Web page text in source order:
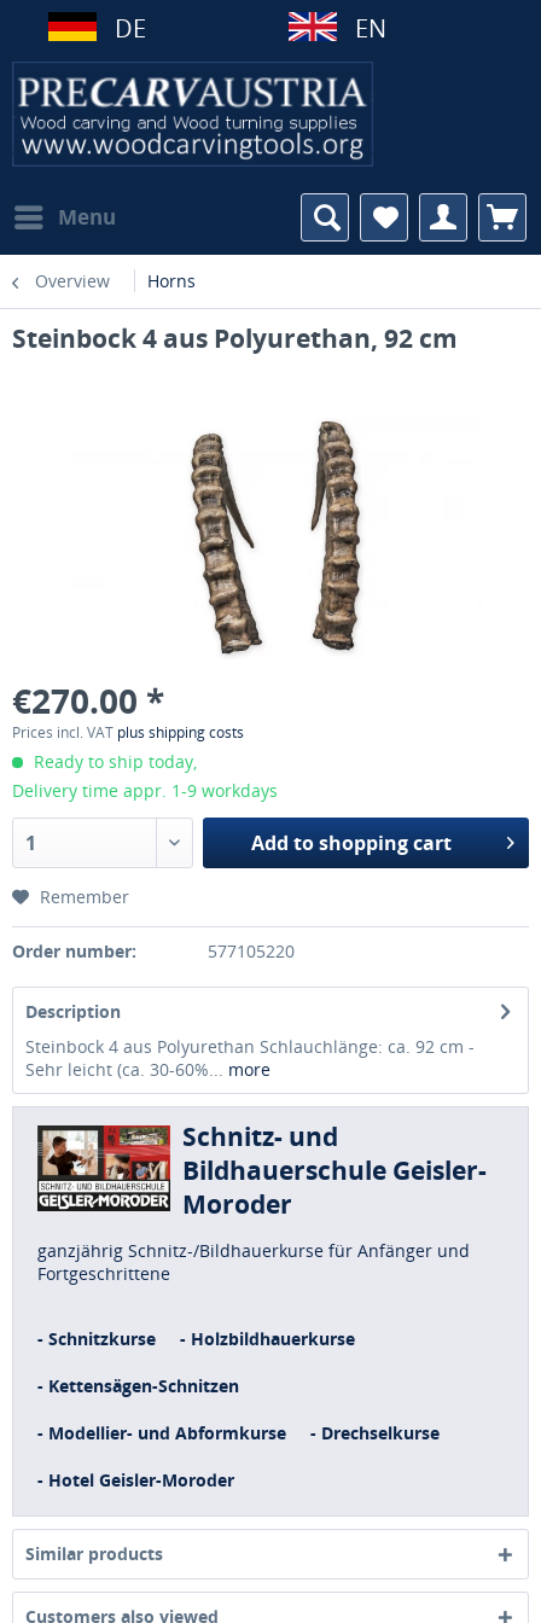
DE EN
Menu
Overview Horns
Steinbock 4 aus Polyurethan, 92 cm
€270.00 *
Prices incl. VAT plus shipping costs
Ready to ship today,
Delivery time appr. 1-9 workdays
Add toshopping cart
Remember
Order number: 577105220
Description
Steinbock 4 aus Polyurethan Schlauchlänge: ca. 92 cm -
Sehr leicht (ca. 30-60%... more
Schnitz- und
Bildhauerschule Geisler-
Moroder
ganzjährig Schnitz-/Bildhauerkurse für Anfänger und
Fortgeschrittene
- Schnitzkurse - Holzbildhauerkurse
- Kettensägen-Schnitzen
- Modellier- und Abformkurse - Drechselkurse
- Hotel Geisler-Moroder
Similar products
Customers also viewed